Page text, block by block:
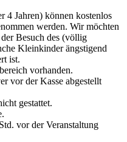
4 Jahren) können kostenlos
werden. Wir möchten
Besuch des (völlig
Kleinkinder ängstigend
ist.
vorhanden.
vor der Kasse abgestellt
gestattet.
vor der Veranstaltung